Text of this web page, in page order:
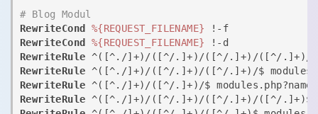
# Blog Modul
RewriteCond
%{REQUEST_FILENAME}
RewriteCond
%{REQUEST_FILENAME}
RewriteRule ^([^./]+)/([^/.]+)/([^/.]+)/([^/.]+)/$
RewriteRule ^([^./]+)/([^/.]+)/([^/.]+)/$
RewriteRule ^([^./]+)/([^/.]+)/$
RewriteRule ^([^./]+)/([^/.]+)/([^/.]+)/([^/.]+)$